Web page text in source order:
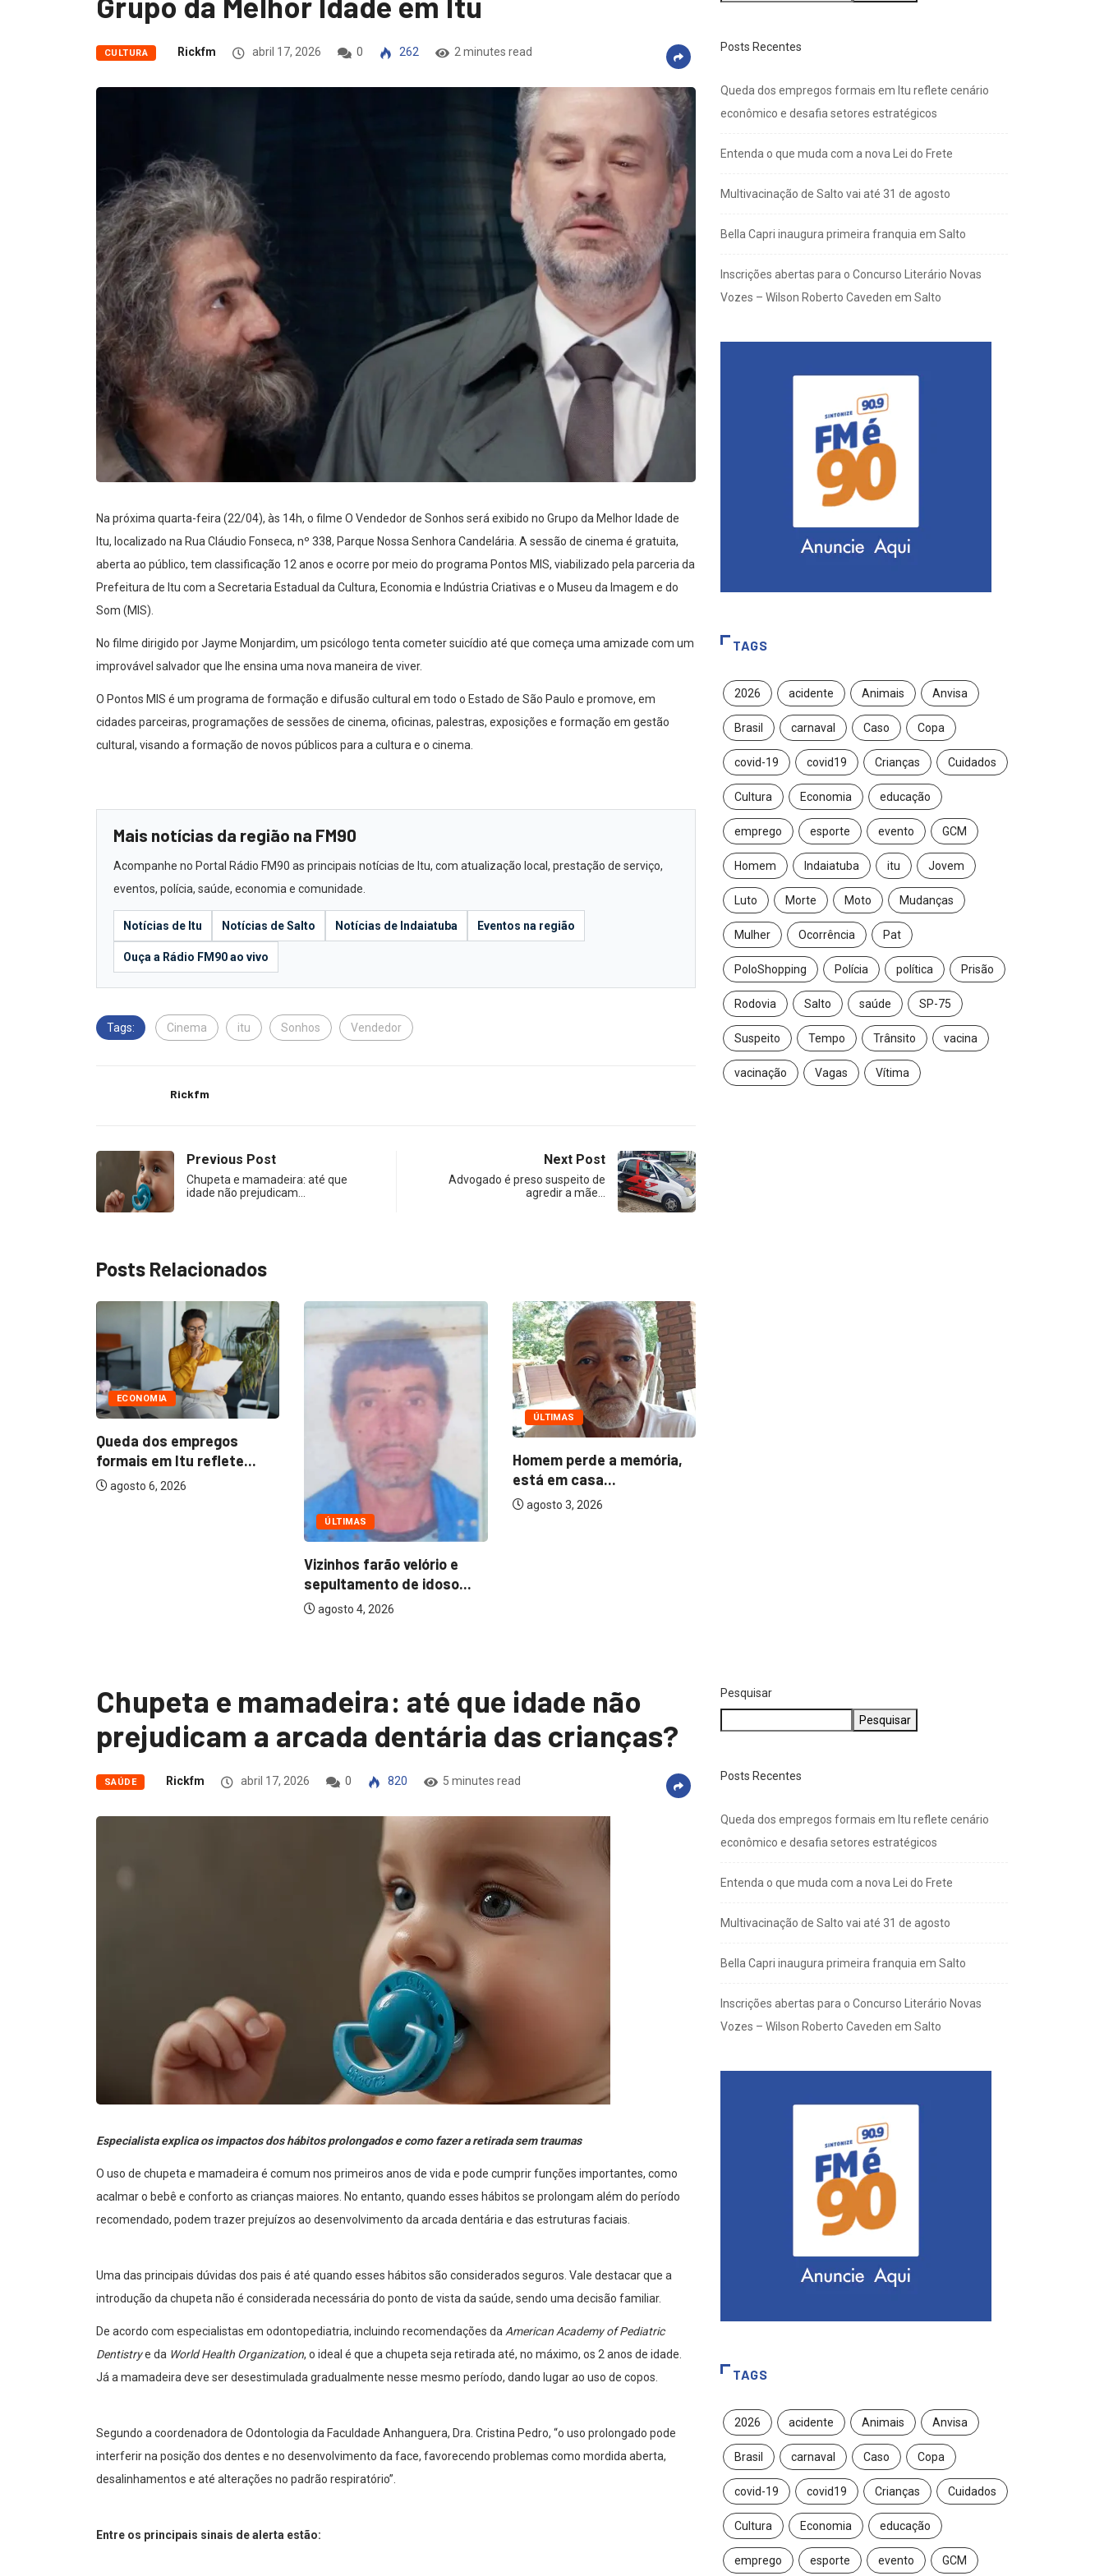
CULTURA Rickfm abril 17, 2026 0 262 2 minutes read
Na próxima quarta-feira (22/04), às 14h, o filme O Vendedor de Sonhos será exibido no Grupo da Melhor Idade de
Itu, localizado na Rua Cláudio Fonseca, nº 338, Parque Nossa Senhora Candelária. A sessão de cinema é gratuita,
aberta ao público, tem classificação 12 anos e ocorre por meio do programa Pontos MIS, viabilizado pela parceria da
Prefeitura de Itu com a Secretaria Estadual da Cultura, Economia e Indústria Criativas e o Museu da Imagem e do
Som (MIS).
No filme dirigido por Jayme Monjardim, um psicólogo tenta cometer suicídio até que começa uma amizade com um
improvável salvador que lhe ensina uma nova maneira de viver.
O Pontos MIS é um programa de formação e difusão cultural em todo o Estado de São Paulo e promove, em
cidades parceiras, programações de sessões de cinema, oficinas, palestras, exposições e formação em gestão
cultural, visando a formação de novos públicos para a cultura e o cinema.
Mais notícias da região na FM90
Acompanhe no Portal Rádio FM90 as principais notícias de Itu, com atualização local, prestação de serviço,
eventos, polícia, saúde, economia e comunidade.
Notícias de Itu Notícias de Salto Notícias de Indaiatuba Eventos na região
Ouça a Rádio FM90 ao vivo
Tags: Cinema itu Sonhos Vendedor
Rickfm
Previous Post
Chupeta e mamadeira: até que
idade não prejudicam…
Next Post
Advogado é preso suspeito de
agredir a mãe…
Posts Relacionados
ÚLTIMAS
Homem perde a memória,
está em casa...
agosto 3, 2026
ECONOMIA
Queda dos empregos
formais em Itu reflete...
agosto 6, 2026
Posts Recentes
Queda dos empregos formais em Itu reflete cenário
econômico e desafia setores estratégicos
Entenda o que muda com a nova Lei do Frete
Multivacinação de Salto vai até 31 de agosto
Bella Capri inaugura primeira franquia em Salto
Inscrições abertas para o Concurso Literário Novas
Vozes – Wilson Roberto Caveden em Salto
TAGS
2026 acidente Animais Anvisa
Brasil carnaval Caso Copa
covid-19 covid19 Crianças Cuidados
Cultura Economia educação
emprego esporte evento GCM
Homem Indaiatuba itu Jovem
Luto Morte Moto Mudanças
Mulher Ocorrência Pat
PoloShopping Polícia política Prisão
Rodovia Salto saúde SP-75
Suspeito Tempo Trânsito vacina
vacinação Vagas Vítima
Chupeta e mamadeira: até que idade não
prejudicam a arcada dentária das crianças?
SAÚDE Rickfm abril 17, 2026 0 820 5 minutes read
Especialista explica os impactos dos hábitos prolongados e como fazer a retirada sem traumas
O uso de chupeta e mamadeira é comum nos primeiros anos de vida e pode cumprir funções importantes, como
acalmar o bebê e conforto as crianças maiores. No entanto, quando esses hábitos se prolongam além do período
recomendado, podem trazer prejuízos ao desenvolvimento da arcada dentária e das estruturas faciais.
Uma das principais dúvidas dos pais é até quando esses hábitos são considerados seguros. Vale destacar que a
introdução da chupeta não é considerada necessária do ponto de vista da saúde, sendo uma decisão familiar.
De acordo com especialistas em odontopediatria, incluindo recomendações da American Academy of Pediatric
Dentistrye da World Health Organization, o ideal é que a chupeta seja retirada até, no máximo, os 2 anos de idade.
Já a mamadeira deve ser desestimulada gradualmente nesse mesmo período, dando lugar ao uso de copos.
Segundo a coordenadora de Odontologia da Faculdade Anhanguera, Dra. Cristina Pedro, “o uso prolongado pode
interferir na posição dos dentes e no desenvolvimento da face, favorecendo problemas como mordida aberta,
desalinhamentos e até alterações no padrão respiratório”.
Entre os principais sinais de alerta estão:
Pesquisar
Pesquisar
Posts Recentes
Queda dos empregos formais em Itu reflete cenário
econômico e desafia setores estratégicos
Entenda o que muda com a nova Lei do Frete
Multivacinação de Salto vai até 31 de agosto
Bella Capri inaugura primeira franquia em Salto
Inscrições abertas para o Concurso Literário Novas
Vozes – Wilson Roberto Caveden em Salto
TAGS
2026 acidente Animais Anvisa
Brasil carnaval Caso Copa
covid-19 covid19 Crianças Cuidados
Cultura Economia educação
emprego esporte evento GCM